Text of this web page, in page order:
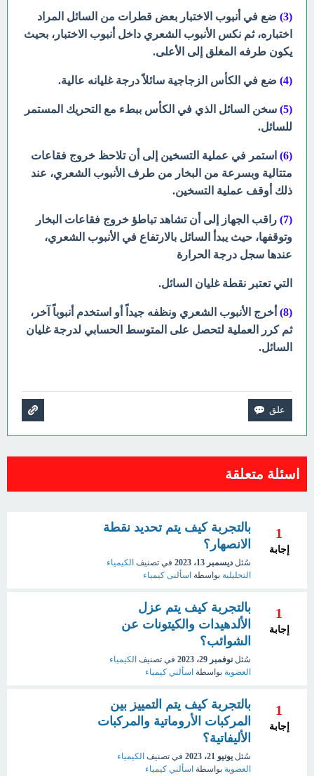
(3) ضع في أنبوب الاختبار بعض قطرات من السائل المراد
اختباره، ثم نكس الأنبوب الشعري داخل أنبوب الاختبار، بحيث
يكون طرفه المغلق إلى الأعلى.
(4) ضع في الكأس الزجاجية سائلاً درجة غليانه عالية.
(5)
سخن السائل الذي في الكأس ببطء مع التحريك المستمر
للسائل.
(6)
استمر في عملية التسخين إلى أن تلاحظ خروج فقاعات
متتالية وبسرعة من البخار من طرف الأنبوب الشعري، عند
ذلك أوقف عملية التسخين.
(7)
راقب الجهاز إلى أن تشاهد تباطؤ خروج فقاعات البخار
وتوقفها، حيث يبدأ السائل بالارتفاع في الأنبوب الشعري،
عندها سجل درجة الحرارة
التي تعتبر نقطة غليان السائل.
(8)
أخرج الأنبوب الشعري ونظفه جيداً أو استخدم أنبوباً آخر،
ثم كرر
العملية لتحصل على المتوسط الحسابي لدرجة غليان
السائل.
اسئلة متعلقة
1
إجابة
بالتجربة كيف يتم تحديد نقطة
الانصهار؟
سُئل ديسمبر 13، 2023 في تصنيف الكيمياء
التحليلية بواسطة اسألنى كيمياء
1
إجابة
بالتجربة كيف يتم عزل
الألدهيدات والكيتونات عن
الشوائب؟
سُئل نوفمبر 29، 2023 في تصنيف الكيمياء
العضوية بواسطة اسألني كيمياء
1
إجابة
بالتجربة كيف يتم التمييز بين
المركبات الأروماتية والمركبات
الأليفاتية؟
سُئل يونيو 21، 2023 في تصنيف الكيمياء
العضوية بواسطة اسألني كيمياء